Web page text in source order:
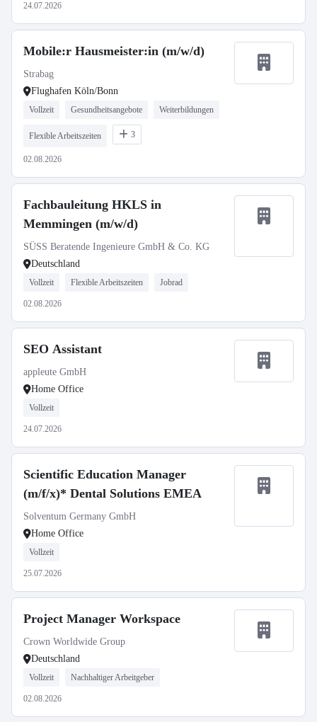
24.07.2026
Mobile:r Hausmeister:in (m/w/d)
Strabag
Flughafen Köln/Bonn
Vollzeit Gesundheitsangebote Weiterbildungen
Flexible Arbeitszeiten 3
02.08.2026
Fachbauleitung HKLS in
Memmingen (m/w/d)
SÜSS Beratende Ingenieure GmbH & Co. KG
Deutschland
Vollzeit Flexible Arbeitszeiten Jobrad
02.08.2026
SEO Assistant
appleute GmbH
Home Office
Vollzeit
24.07.2026
Scientific Education Manager
(m/f/x)* Dental Solutions EMEA
Solventum Germany GmbH
Home Office
Vollzeit
25.07.2026
Project Manager Workspace
Crown Worldwide Group
Deutschland
Vollzeit Nachhaltiger Arbeitgeber
02.08.2026